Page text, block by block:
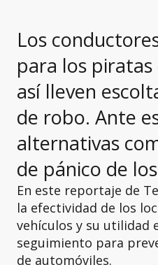
Los
para los
así lleven
de robo. Ante
alternativas
de pánico de
En este reportaje de
la efectividad de los
vehículos y su utilidad
seguimiento para
de automóviles.